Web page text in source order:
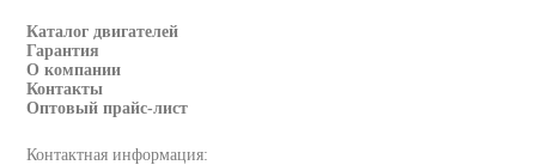
Каталог двигателей
Гарантия
О компании
Контакты
Оптовый прайс-лист
Контактная информация: